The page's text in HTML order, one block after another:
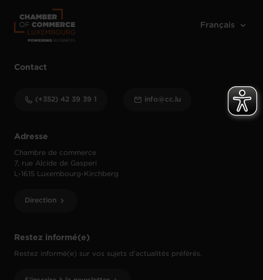
Restez informé(e)
Restez informé(e) sur vos sujets d’actualités préférés.
Adresse
Chambre de commerce
7, rue Alcide de Gasperi
L-1615 Luxembourg-Kirchberg
Direction
Contact
(+352) 42 39 39 1 info@cc.lu